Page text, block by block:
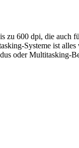
zu 600 dpi, die
Systeme ist
oder Multitasking-